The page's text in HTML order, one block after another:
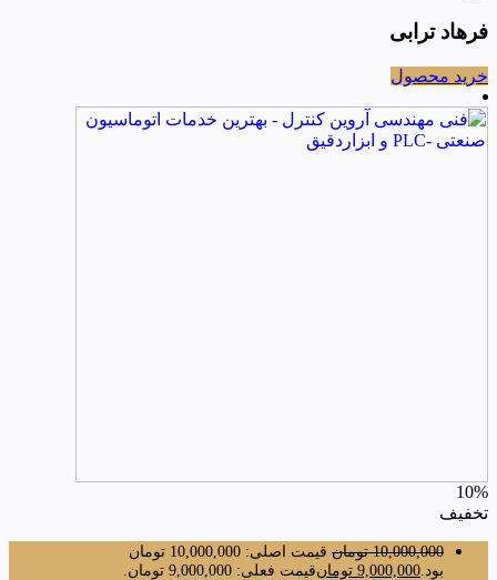
فرهاد ترابی
خرید محصول
10%
تخفیف
10,000,000 تومان
قیمت اصلی: 10,000,000 تومان
بود. 9,000,000 تومانقیمت فعلی: 9,000,000 تومان.